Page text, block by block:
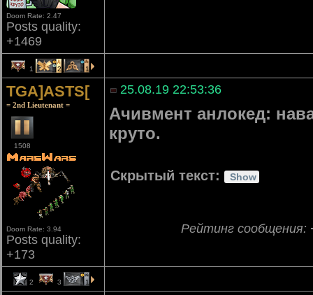
Doom Rate: 2.47
Posts quality:
+1469
1 2 1
TGA]ASTS[
= 2nd Lieutenant =
1508
Doom Rate: 3.94
Posts quality:
+173
25.08.19 22:53:36
Ачивмент анлокед:
круто.
Скрытый текст:
Рейтинг сообщения:
2 3 1